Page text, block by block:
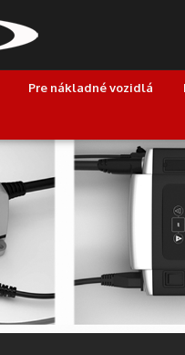
Pre nákladné vozidlá